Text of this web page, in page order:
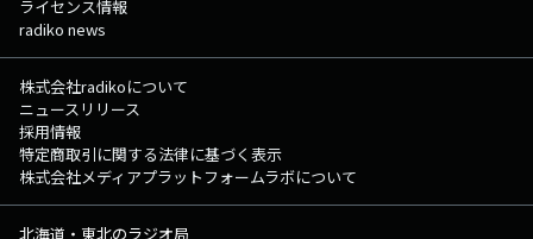
ライセンス情報
radiko news
株式会社radikoについて
ニュースリリース
採用情報
特定商取引に関する法律に基づく表示
株式会社メディアプラットフォームラボについて
北海道・東北のラジオ局